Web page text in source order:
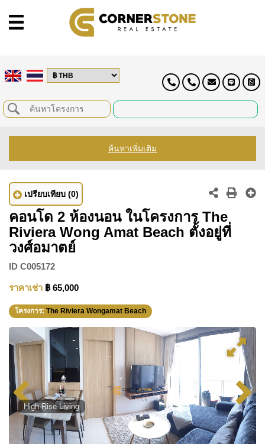
ค้นหาเพิ่มเติม
เปรียบเทียบ (0)
คอนโด 2 ห้องนอน ในโครงการ The
Riviera Wong Amat Beach ตั้งอยู่ที่
วงศ์อมาตย์
ID C005172
ราคาเช่า ฿ 65,000
โครงการ: The Riviera Wongamat Beach
High Rise Living